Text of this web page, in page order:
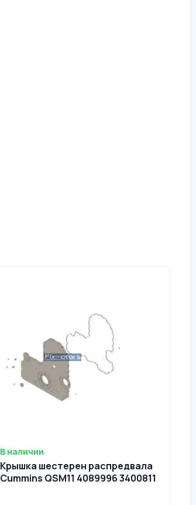
В наличии
Крышка шестерен распредвала
Cummins QSM11 4089996 3400811